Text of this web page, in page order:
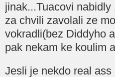
jinak...Tuacovi
za chvili zavolali ze
vokradli(bez Diddyho
pak nekam ke koulim
Jesli je nekdo real